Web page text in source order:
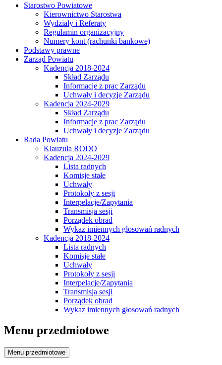
Starostwo Powiatowe
Kierownictwo Starostwa
Wydziały i Referaty
Regulamin organizacyjny
Numery kont (rachunki bankowe)
Podstawy prawne
Zarząd Powiatu
Kadencja 2018-2024
Skład Zarządu
Informacje z prac Zarządu
Uchwały i decyzje Zarządu
Kadencja 2024-2029
Skład Zarządu
Informacje z prac Zarządu
Uchwały i decyzje Zarządu
Rada Powiatu
Klauzula RODO
Kadencja 2024-2029
Lista radnych
Komisje stałe
Uchwały
Protokoły z sesji
Interpelacje/Zapytania
Transmisja sesji
Porządek obrad
Wykaz imiennych głosowań radnych
Kadencja 2018-2024
Lista radnych
Komisje stałe
Uchwały
Protokoły z sesji
Interpelacje/Zapytania
Transmisja sesji
Porządek obrad
Wykaz imiennych głosowań radnych
Menu przedmiotowe
Menu przedmiotowe